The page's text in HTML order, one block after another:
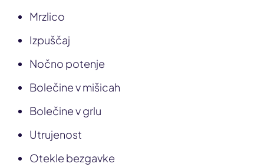
Mrzlico
Izpuščaj
Nočno potenje
Bolečine v mišicah
Bolečine v grlu
Utrujenost
Otekle bezgavke